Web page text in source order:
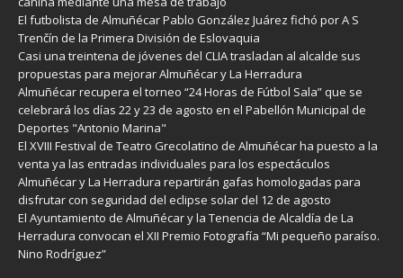
El futbolista de Almuñécar Pablo González Juárez fichó por A S
Trenčín de la Primera División de Eslovaquia
Casi una treintena de jóvenes del CLIA trasladan al alcalde sus
propuestas para mejorar Almuñécar y La Herradura
Almuñécar recupera el torneo “24 Horas de Fútbol Sala” que se
celebrará los días 22 y 23 de agosto en el Pabellón Municipal de
Deportes "Antonio Marina"
El XVIII Festival de Teatro Grecolatino de Almuñécar ha puesto a la
venta ya las entradas individuales para los espectáculos
Almuñécar y La Herradura repartirán gafas homologadas para
disfrutar con seguridad del eclipse solar del 12 de agosto
El Ayuntamiento de Almuñécar y la Tenencia de Alcaldía de La
Herradura convocan el XII Premio Fotografía “Mi pequeño paraíso.
Nino Rodríguez”